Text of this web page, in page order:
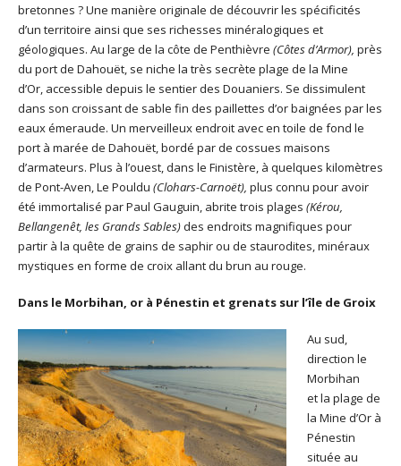
bretonnes ? Une manière originale de découvrir les spécificités
d’un territoire ainsi que ses richesses minéralogiques et
géologiques. Au large de la côte de Penthièvre (Côtes d’Armor), près
du port de Dahouët, se niche la très secrète plage de la Mine
d’Or, accessible depuis le sentier des Douaniers. Se dissimulent
dans son croissant de sable fin des paillettes d’or baignées par les
eaux émeraude. Un merveilleux endroit avec en toile de fond le
port à marée de Dahouët, bordé par de cossues maisons
d’armateurs. Plus à l’ouest, dans le Finistère, à quelques kilomètres
de Pont-Aven, Le Pouldu (Clohars-Carnoët), plus connu pour avoir
été immortalisé par Paul Gauguin, abrite trois plages (Kérou,
Bellangenêt, les Grands Sables)des endroits magnifiques pour
partir à la quête de grains de saphir ou de staurodites, minéraux
mystiques en forme de croix allant du brun au rouge.
Dans le Morbihan, or à Pénestin et grenats sur l’île de Groix
Au sud,
direction le
Morbihan
et la plage de
la Mine d’Or à
Pénestin
située au